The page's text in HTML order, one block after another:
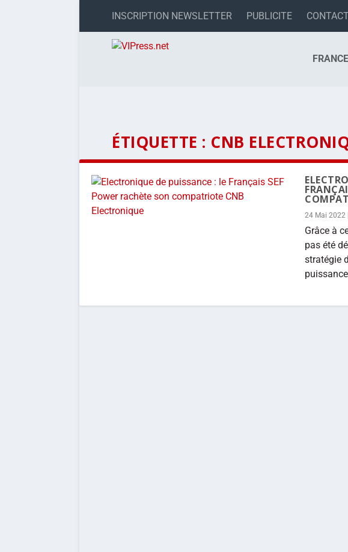
INSCRIPTION NEWSLETTER PUBLICITE
FRANCE
ÉTIQUETTE : CNB
24 Mai 2022
Grâce à
pas été
stratégie